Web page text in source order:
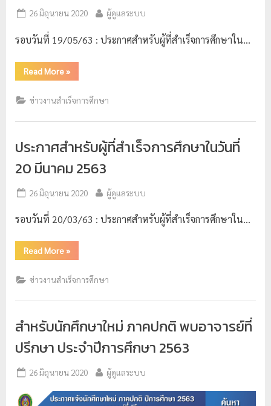
ะ
ว
ผ
า
ลั
ย
ภั
26 มิถุนายน 2020 ผู้ดูแลระบบ
รอบวันที่ 19/05/63 : ประกาศสำหรับผู้ที่สำเร็จการศึกษาใน…
Read More»
ข่าวงานสำเร็จการศึกษา
ประกาศสำหรับผู้ที่สำเร็จการศึกษาในวันที่
20 มีนาคม 2563
26 มิถุนายน 2020 ผู้ดูแลระบบ
รอบวันที่ 20/03/63 : ประกาศสำหรับผู้ที่สำเร็จการศึกษาใน…
Read More»
ข่าวงานสำเร็จการศึกษา
สำหรับนักศึกษาใหม่ ภาคปกติ พบอาจารย์ที่
ปรึกษา ประจำปีการศึกษา 2563
26 มิถุนายน 2020 ผู้ดูแลระบบ